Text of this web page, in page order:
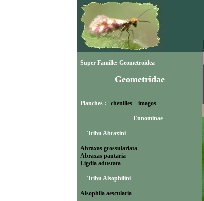
Super Famille: Geometroidea
Geometridae
Planches : chenilles imagos
----------------------------Ennominae
-----Tribu Abraxini
Abraxas grossulariata
Abraxas pantaria
Ligdia adustata
-----Tribu Alsophilini
Alsophila aescularia